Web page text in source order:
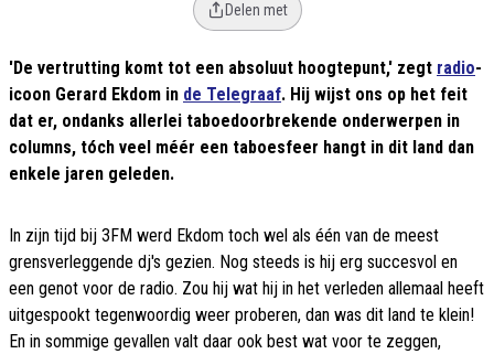
Delen met
'De vertrutting komt tot een absoluut hoogtepunt,' zegt radio-
icoon Gerard Ekdom in de Telegraaf. Hij wijst ons op het feit
dat er, ondanks allerlei taboedoorbrekende onderwerpen in
columns, tóch veel méér een taboesfeer hangt in dit land dan
enkele jaren geleden.
In zijn tijd bij 3FM werd Ekdom toch wel als één van de meest
grensverleggende dj's gezien. Nog steeds is hij erg succesvol en
een genot voor de radio. Zou hij wat hij in het verleden allemaal heeft
uitgespookt tegenwoordig weer proberen, dan was dit land te klein!
En in sommige gevallen valt daar ook best wat voor te zeggen,